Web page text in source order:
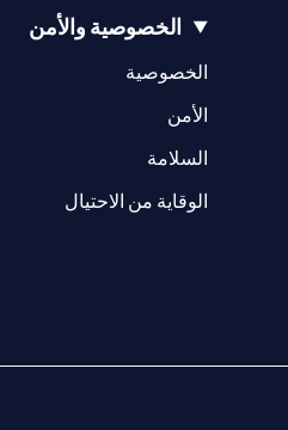
الخصوصية والأمن
الخصوصية
الأمن
السلامة
الوقاية من الاحتيال